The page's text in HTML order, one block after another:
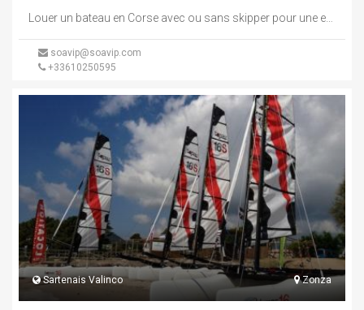
soavip@soavip.com
+33610250595
Sartenais Valinco Zonza